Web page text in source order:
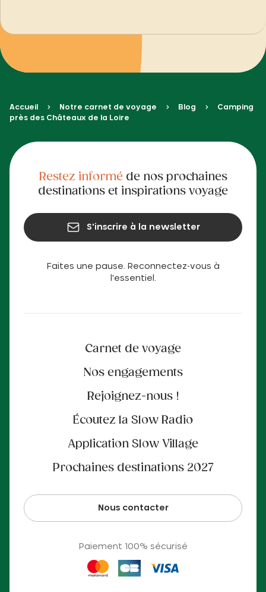
Accueil Notre carnet de voyage Blog
Camping
près des Châteaux de la Loire
Faites une pause. Reconnectez-vous à
l'essentiel.
Carnet de voyage
Nos engagements
Rejoignez-nous !
Écoutez la Slow Radio
Application Slow Village
Prochaines destinations 2027
Nous contacter
Paiement 100% sécurisé
Restez informéde nos prochaines
destinations et inspirations voyage
S'inscrire à la newsletter